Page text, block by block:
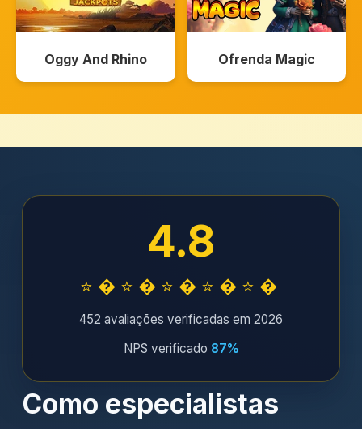
Oggy And Rhino Ofrenda Magic
4.8
⭐�⭐�⭐�⭐�⭐�
452 avaliações verificadas em 2026
NPS verificado 87%
Como especialistas